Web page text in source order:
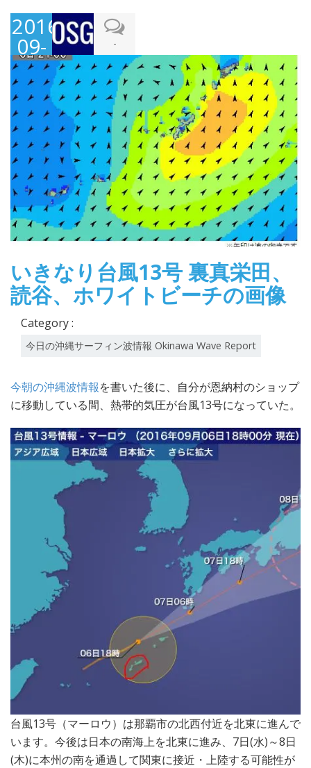
2016-
09-
06
-
いきなり台風13号 裏真栄田、
読谷、ホワイトビーチの画像
Category :
今日の沖縄サーフィン波情報 Okinawa Wave Report
今朝の沖縄波情報を書いた後に、自分が恩納村のショップ
に移動している間、熱帯的気圧が台風13号になっていた。
台風13号（マーロウ）は那覇市の北西付近を北東に進んで
います。今後は日本の南海上を北東に進み、7日(水)～8日
(木)に本州の南を通過して関東に接近・上陸する可能性が